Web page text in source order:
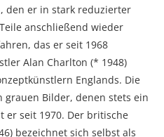
den er in stark reduzierter
anschließend wieder
das er seit 1968
Alan Charlton (* 1948)
Englands. Die
Bilder, denen stets ein
er seit 1970. Der britische
bezeichnet sich selbst als